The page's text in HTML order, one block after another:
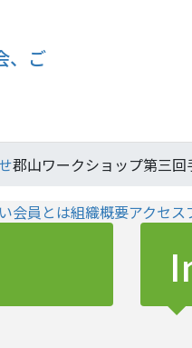
、ご
郡山ワークショップ第三
会員とは組織概要アクセス